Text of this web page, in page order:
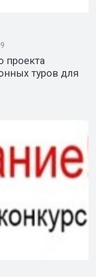
проекта
туров для